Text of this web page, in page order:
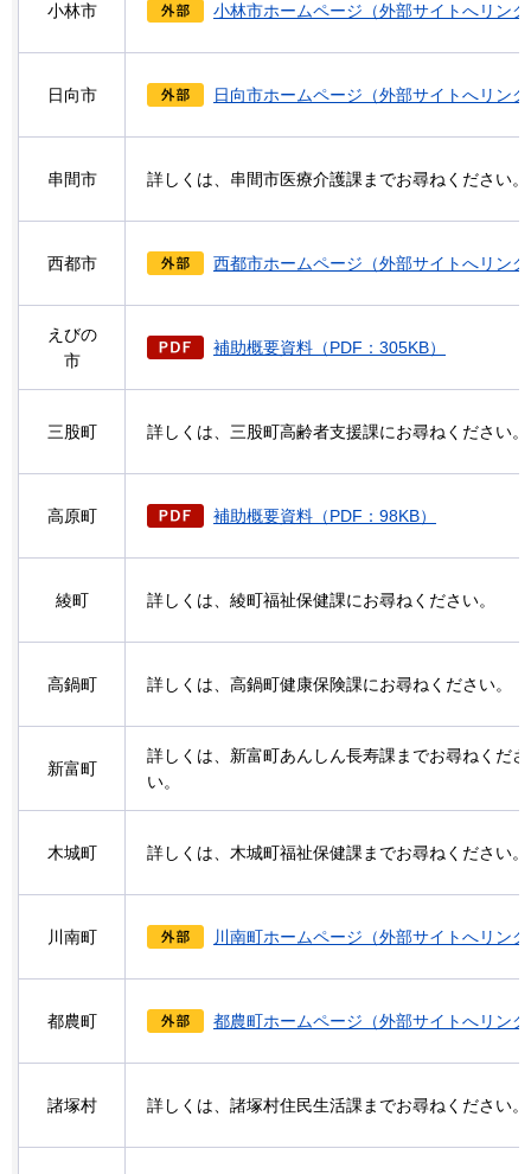
小林市 小林市ホームページ（外部サイトへリン
日向市 日向市ホームページ（外部サイトへリン
串間市 詳しくは、串間市医療介護課までお尋ねください。
西都市 西都市ホームページ（外部サイトへリン
えびの
市
補助概要資料（PDF：305KB）
三股町 詳しくは、三股町高齢者支援課にお尋ねください。
高原町 補助概要資料（PDF：98KB）
綾町 詳しくは、綾町福祉保健課にお尋ねください。
高鍋町 詳しくは、高鍋町健康保険課にお尋ねください。
新富町
詳しくは、新富町あんしん長寿課までお尋ねくださ
い。
木城町 詳しくは、木城町福祉保健課までお尋ねください。
川南町 川南町ホームページ（外部サイトへリン
都農町 都農町ホームページ（外部サイトへリン
諸塚村 詳しくは、諸塚村住民生活課までお尋ねください。